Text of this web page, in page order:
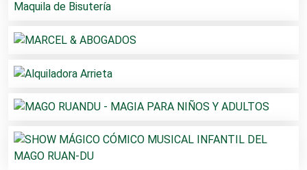
Agencias de Viajes